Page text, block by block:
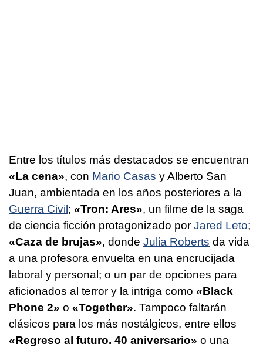
Entre los títulos más destacados se encuentran
«La cena», con Mario Casas y Alberto San
Juan, ambientada en los años posteriores a la
Guerra Civil; «Tron: Ares», un filme de la saga
de ciencia ficción protagonizado por Jared Leto;
«Caza de brujas», donde Julia Roberts da vida
a una profesora envuelta en una encrucijada
laboral y personal; o un par de opciones para
aficionados al terror y la intriga como «Black
Phone 2» o «Together». Tampoco faltarán
clásicos para los más nostálgicos, entre ellos
«Regreso al futuro. 40 aniversario» o una